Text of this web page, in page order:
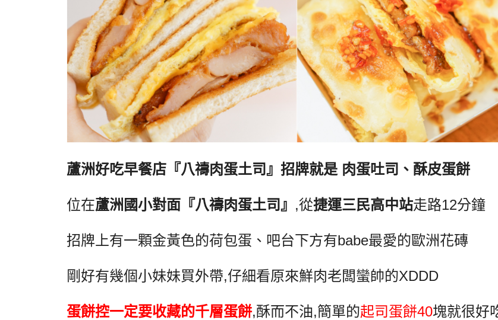
蘆洲好吃早餐店『八禱肉蛋土司』招牌就是 肉蛋吐司、酥皮蛋餅
位在蘆洲國小對面『八禱肉蛋土司』 ,從捷運三民高中站走路12分鐘
招牌上有一顆金黃色的荷包蛋、吧台下方有babe最愛的歐洲花磚
剛好有幾個小妹妹買外帶,仔細看原來鮮肉老闆蠻帥的XDDD
蛋餅控一定要收藏的千層蛋餅,酥而不油,簡單的起司蛋餅40塊就很好